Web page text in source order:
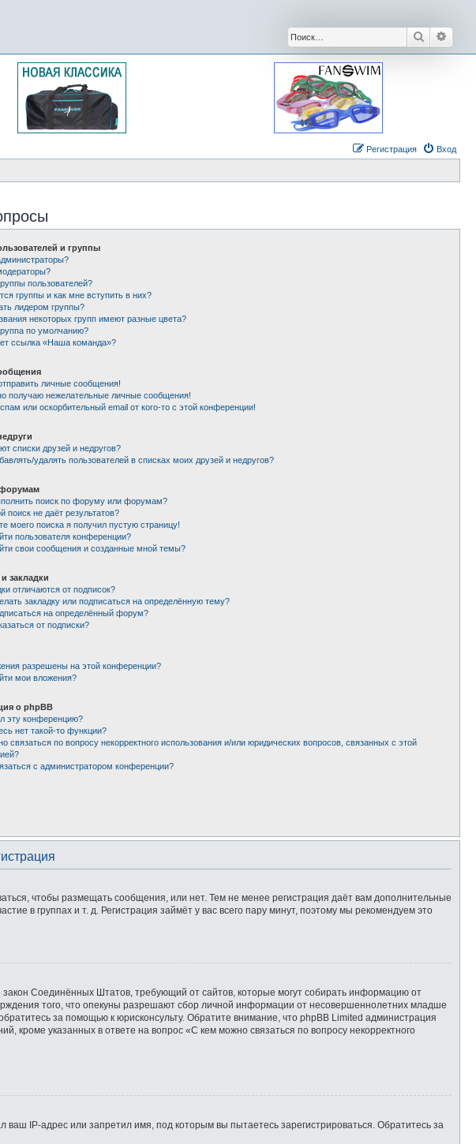
Поиск
Вход
Регистрация
и группы
пользователей?
группы и как мне вступить в них?
лидером группы?
некоторых групп имеют разные цвета?
по умолчанию?
ссылка «Наша команда»?
личные сообщения!
получаю нежелательные личные сообщения!
или оскорбительный email от кого-то с этой конференции!
списки друзей и недругов?
удалять пользователей в списках моих друзей и недругов?
поиск по форуму или форумам?
поиск не даёт результатов?
моего поиска я получил пустую страницу!
пользователя конференции?
свои сообщения и созданные мной темы?
закладки
отличаются от подписок?
закладку или подписаться на определённую тему?
на определённый форум?
от подписки?
разрешены на этой конференции?
мои вложения?
о phpBB
эту конференцию?
нет такой-то функции?
связаться по вопросу некорректного использования и/или юридических вопросов, связанных с этой
с администратором конференции?
чтобы размещать сообщения, или нет. Тем не менее регистрация даёт вам дополнительные
в группах и т. д. Регистрация займёт у вас всего пару минут, поэтому мы рекомендуем это
Соединённых Штатов, требующий от сайтов, которые могут собирать информацию от
того, что опекуны разрешают сбор личной информации от несовершеннолетних младше
за помощью к юрисконсульту. Обратите внимание, что phpBB Limited администрация
указанных в ответе на вопрос «С кем можно связаться по вопросу некорректного
IP-адрес или запретил имя, под которым вы пытаетесь зарегистрироваться. Обратитесь за